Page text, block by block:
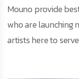
Mouno provide
who are launching
artists here to